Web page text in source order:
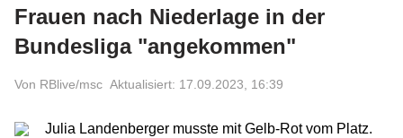
Frauen nach Niederlage in der
Bundesliga "angekommen"
Von RBlive/msc Aktualisiert: 17.09.2023, 16:39